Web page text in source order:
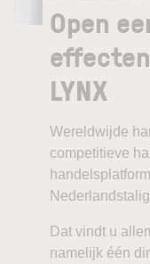
Open
LYNX
Wereldwijde
competitieve
Dat vindt u
namelijk één